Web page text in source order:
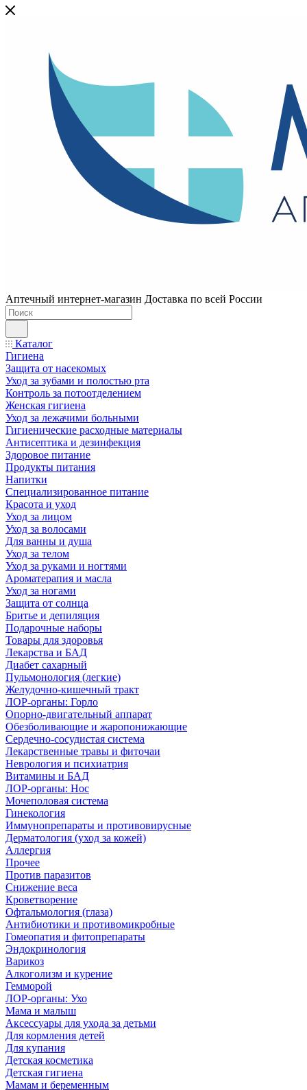
Аптечный интернет-магазин Доставка по всей России
Каталог
Гигиена
Защита от насекомых
Уход за зубами и полостью рта
Контроль за потоотделением
Женская гигиена
Уход за лежачими больными
Гигиенические расходные материалы
Антисептика и дезинфекция
Здоровое питание
Продукты питания
Напитки
Специализированное питание
Красота и уход
Уход за лицом
Уход за волосами
Для ванны и душа
Уход за телом
Уход за руками и ногтями
Ароматерапия и масла
Уход за ногами
Защита от солнца
Бритье и депиляция
Подарочные наборы
Товары для здоровья
Лекарства и БАД
Диабет сахарный
Пульмонология (легкие)
Желудочно-кишечный тракт
ЛОР-органы: Горло
Опорно-двигательный аппарат
Обезболивающие и жаропонижающие
Сердечно-сосудистая система
Лекарственные травы и фиточаи
Неврология и психиатрия
Витамины и БАД
ЛОР-органы: Нос
Мочеполовая система
Гинекология
Иммунопрепараты и противовирусные
Дерматология (уход за кожей)
Аллергия
Прочее
Против паразитов
Снижение веса
Кроветворение
Офтальмология (глаза)
Антибиотики и противомикробные
Гомеопатия и фитопрепараты
Эндокринология
Варикоз
Алкоголизм и курение
Гемморой
ЛОР-органы: Ухо
Мама и малыш
Аксессуары для ухода за детьми
Для кормления детей
Для купания
Детская косметика
Детская гигиена
Мамам и беременным